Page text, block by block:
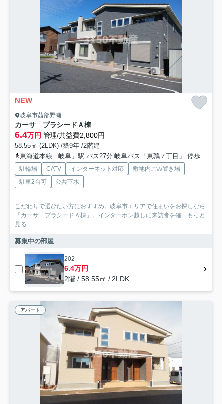
NEW
岐阜市茜部野瀬
カーサ プラシードＡ棟
6.4万円 管理/共益費2,800円
58.55㎡ (2LDK) /築9年 /2階建
東海道本線「岐阜」駅 バス27分 岐阜バス「東鶉７丁目」 停歩7分
駐輪場 CATV インターネット対応
敷地内ごみ置き場
駐車2台可
公共下水
こだわりで選びたい方におすすめ。岐阜市エリアで住まいをお探しなら
「カーサ プラシードＡ棟」。インターホン越しに来訪者を確... もっと
見る
募集中の部屋
202
6.4万円
2階 / 58.55㎡ / 2LDK
アパート